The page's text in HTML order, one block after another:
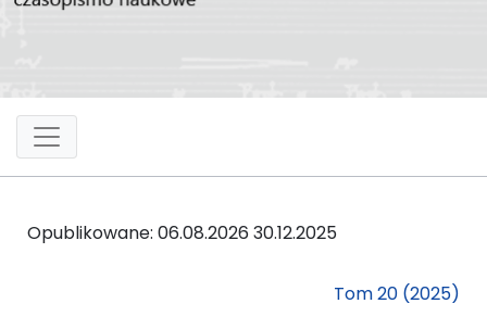
Opublikowane: 06.08.2026 30.12.2025
Tom 20 (2025)